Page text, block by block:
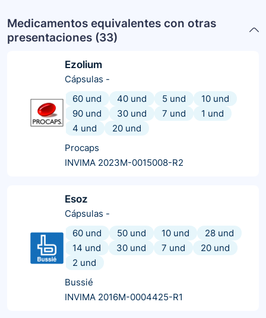
Medicamentos equivalentes con otras
presentaciones (33)
Ezolium
Cápsulas -
60 und
40 und 5 und
10 und
90 und
30 und 7 und
1 und
4 und
20 und
Procaps
INVIMA 2023M-0015008-R2
Esoz
Cápsulas -
60 und
50 und 10 und
28 und
14 und
30 und 7 und
20 und
2 und
Bussié
INVIMA 2016M-0004425-R1